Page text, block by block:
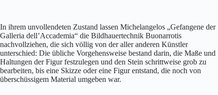
In ihrem unvollendeten Zustand lassen Michelangelos „Gefangene der
Galleria dell’Accademia“ die Bildhauertechnik Buonarrotis
nachvollziehen, die sich völlig von der aller anderen Künstler
unterschied: Die übliche Vorgehensweise bestand darin, die Maße und
Haltungen der Figur festzulegen und den Stein schrittweise grob zu
bearbeiten, bis eine Skizze oder eine Figur entstand, die noch von
überschüssigem Material umgeben war.